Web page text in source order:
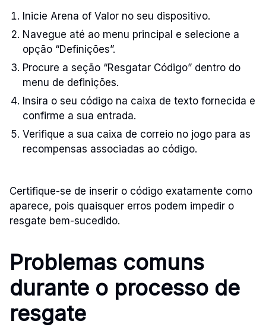
Inicie Arena of Valor no seu dispositivo.
Navegue até ao menu principal e selecione a
opção “Definições”.
Procure a seção “Resgatar Código” dentro do
menu de definições.
Insira o seu código na caixa de texto fornecida e
confirme a sua entrada.
Verifique a sua caixa de correio no jogo para as
recompensas associadas ao código.
Certifique-se de inserir o código exatamente como
aparece, pois quaisquer erros podem impedir o
resgate bem-sucedido.
Problemas comuns
durante o processo de
resgate